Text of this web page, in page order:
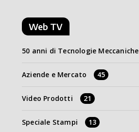
Web TV
50 anni di Tecnologie Meccaniche
Aziende e Mercato 45
Video Prodotti 21
Speciale Stampi 13